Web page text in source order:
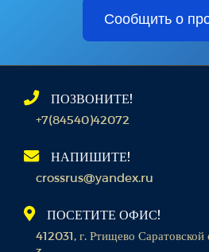
Сообщить о
ПОЗВОНИТЕ!
+7(84540)42072
НАПИШИТЕ!
crossrus@yandex.ru
ПОСЕТИТЕ ОФИС!
412031, г. Ртищево Саратовской